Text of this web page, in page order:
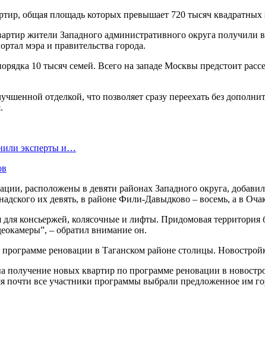
общая площадь которых превышает 720 тысяч
жители Западного административного округа получили
мэра и правительства города.
10 тысяч семей. Всего на западе Москвы предстоит
отделкой, что позволяет сразу переехать без
эксперты и…
расположены в девяти районах Западного округа,
их девять, в районе Фили-Давыдково – восемь, а в
консьержей, колясочные и лифты. Придомовая
– обратил внимание он.
реновации в Таганском районе столицы.
получение новых квартир по программе реновации в
почти все участники программы выбрали предложенное им